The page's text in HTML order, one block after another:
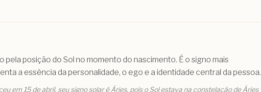
pela posição do Sol no momento do nascimento. É o signo mais
a essência da personalidade, o ego e a identidade central da pessoa.
em 15 de abril, seu signo solar é Áries, pois o Sol estava na constelação de Áries